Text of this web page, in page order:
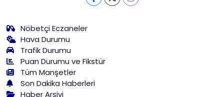
Nöbetçi Eczaneler
Hava Durumu
Trafik Durumu
Puan Durumu ve Fikstür
Tüm Manşetler
Son Dakika Haberleri
Haber Arşivi